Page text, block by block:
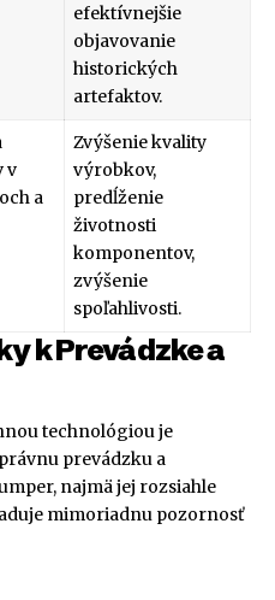
efektívnejšie
objavovanie
historických
artefaktov.
v
a
Zvýšenie kvality
výrobkov,
predĺženie
životnosti
komponentov,
zvýšenie
spoľahlivosti.
k Prevádzke a
technológiou je
prevádzku a
najmä jej rozsiahle
mimoriadnu pozornosť